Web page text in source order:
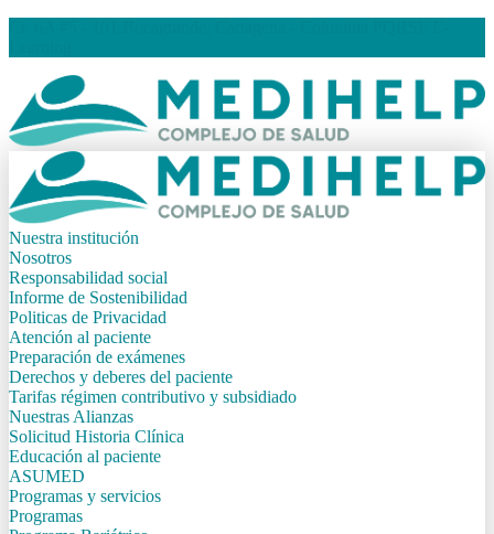
Nuestra institución
Nosotros
Responsabilidad social
Informe de Sostenibilidad
Politicas de Privacidad
Atención al paciente
Preparación de exámenes
Derechos y deberes del paciente
Tarifas régimen contributivo y subsidiado
Nuestras Alianzas
Solicitud Historia Clínica
Educación al paciente
ASUMED
Programas y servicios
Programas